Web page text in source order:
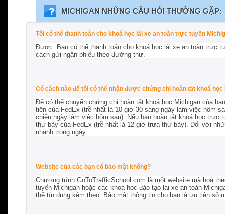
MICHIGANNHỮNG CÂU HỎI THƯỜNG GẶP:
Tôi có thể thanh toán cho khoá học lái xe an toàn trực tuyến
Được. Bạn có thể thanh toán cho khoá học lái xe an toàn trực
cách gửi ngân phiếu theo đường thư.
Có cách nào để tôi có thể nhận được chứng chỉ hoàn tất khoá
Để có thể chuyển chứng chỉ hoàn tất khoá học Michigan của
tiên của FedEx (trễ nhất là 10 giờ 30 sáng ngày làm việc hôm
chiều ngày làm việc hôm sau). Nếu bạn hoàn tất khoá học
thứ bảy của FedEx (trễ nhất là 12 giờ trưa thứ bảy). Đối với
nhanh trong ngày.
Website của các bạn có bảo mật không?
Chương trình GoToTrafficSchool.com là một website mã hoá
tuyến Michigan hoặc các khoá học đào tạo lái xe an toàn
thẻ tín dụng kèm theo. Bảo mật thông tin cho bạn là ưu tiên số